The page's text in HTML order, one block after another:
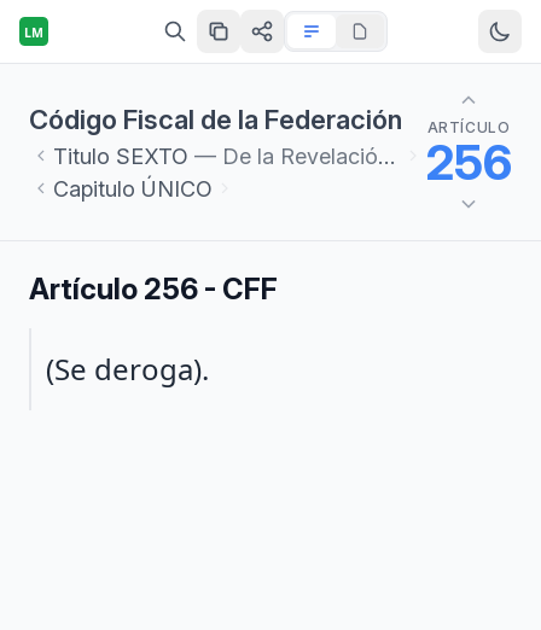
LM
Código Fiscal de la Federación
Titulo SEXTO — De la Revelación de Esquemas Reportables
Capitulo ÚNICO
ARTÍCULO
256
Artículo 256 - CFF
Párrafo 1
(Se deroga).